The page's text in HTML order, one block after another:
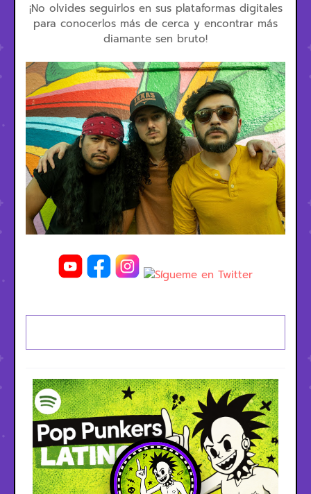
¡No olvides seguirlos en sus plataformas digitales
para conocerlos más de cerca y encontrar más
diamante sen bruto!